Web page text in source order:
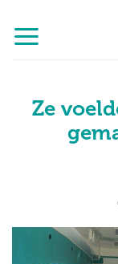
naar
inhoud
Ze